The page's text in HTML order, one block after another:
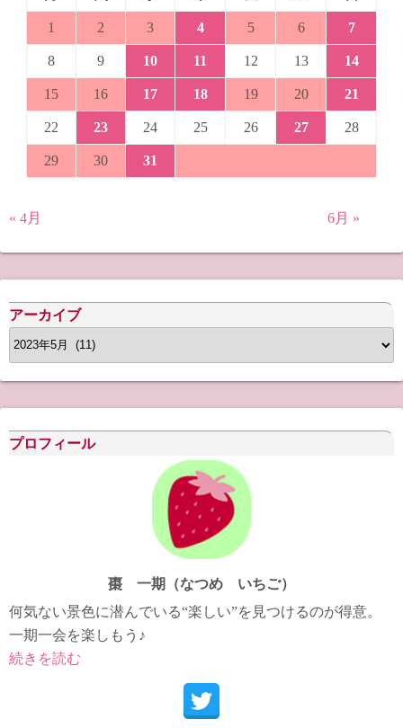
1 2 3 4 5 6 7
8 9 10 11 12 13 14
15 16 17 18 19 20 21
22 23 24 25 26 27 28
29 30 31
« 4月 6月 »
アーカイブ
ア
ー
カ
イ
ブ
プロフィール
棗 一期（なつめ いちご）
何気ない景色に潜んでいる“楽しい”を見つけるのが得意。
一期一会を楽しもう♪
続きを読む